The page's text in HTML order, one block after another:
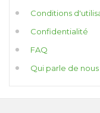
Conditions
Confidentialité
FAQ
Qui parle de nous